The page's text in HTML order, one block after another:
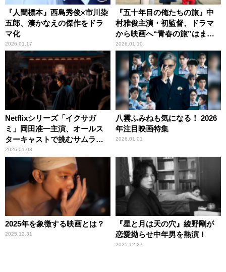
『人間標本』西島秀俊×市川染
五郎、湊かなえの傑作をドラ
マ化
2026.01.17
『五十年目の俺たちの旅』中
村雅俊主演・初監督、ドラマ
から映画へ“青春の旅”はまだ
まだ続く
2026.01.10
Netflixシリーズ「イクサガ
ミ」岡田准一主演、オールス
ターキャストで挑むサムライ
バトル
2026.01.03
八雲ふみねも気になる！ 2026
年注目映画特集
2026.01.01
2025年を象徴する映画とは？
2025.12.31
『星と月は天の穴』綾野剛が
恋愛拗らせ中年男を熱演！
2025.12.27